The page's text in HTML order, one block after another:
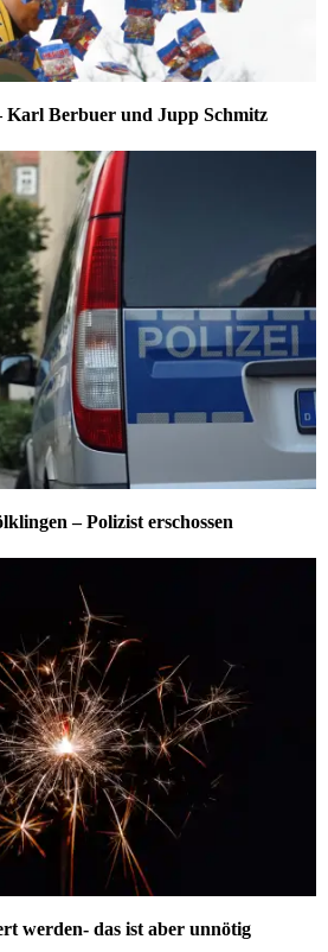
Karl Berbuer und Jupp Schmitz
– Polizist erschossen
werden- das ist aber unnötig